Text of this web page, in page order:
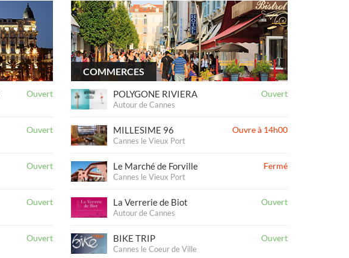
Ouvert
Ouvert
Ouvert
Ouvert
Ouvert
COMMERCES
POLYGONE RIVIERA
Autour de Cannes
Ouvert
MILLESIME 96
Cannes le Vieux Port
Ouvre à 14h00
Le Marché de Forville
Cannes le Vieux Port
Fermé
La Verrerie de Biot
Autour de Cannes
Ouvert
BIKE TRIP
Cannes le Coeur de Ville
Ouvert